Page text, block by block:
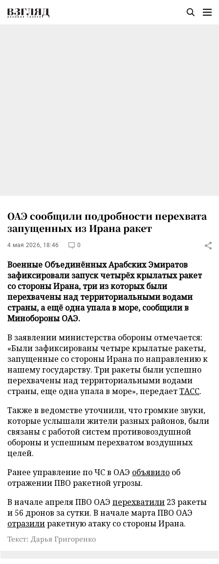
ОАЭ сообщили подробности перехвата
запущенных из Ирана ракет
4 мая 2026, 18:46 0
Военные Объединённых Арабских Эмиратов
зафиксировали запуск четырёх крылатых ракет
со стороны Ирана, три из которых были
перехвачены над территориальными водами
страны, а ещё одна упала в море, сообщили в
Минобороны ОАЭ.
В заявлении министерства обороны отмечается:
«Были зафиксированы четыре крылатые ракеты,
запущенные со стороны Ирана по направлению к
нашему государству. Три ракеты были успешно
перехвачены над территориальными водами
страны, еще одна упала в море», передаетТАСС.
Также в ведомстве уточнили, что громкие звуки,
которые услышали жители разных районов, были
связаны с работой систем противовоздушной
обороны и успешным перехватом воздушных
целей.
Ранее управление по ЧС в ОАЭ объявило об
отражении ПВО ракетной угрозы.
В начале апреля ПВО ОАЭ перехватили 23 ракеты
и 56 дронов за сутки. В начале марта ПВО ОАЭ
отразилиракетную атаку со стороны Ирана.
Текст: Дарья Григоренко